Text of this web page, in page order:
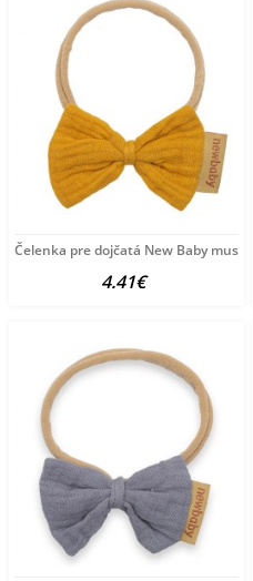
Čelenka pre dojčatá New Baby
4.41€